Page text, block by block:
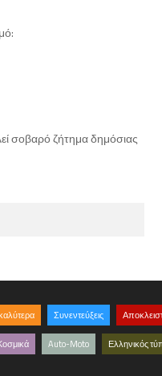
σοβαρό ζήτημα δημόσιας
Συνεντεύξεις
Auto-Moto Ελληνικός